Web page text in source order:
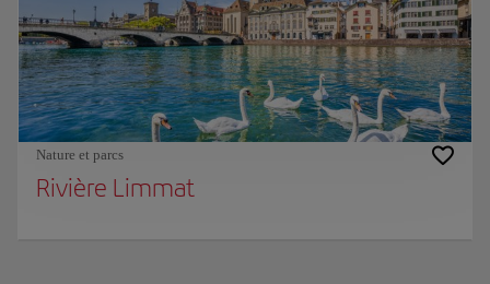
Nature et parcs
Rivière Limmat